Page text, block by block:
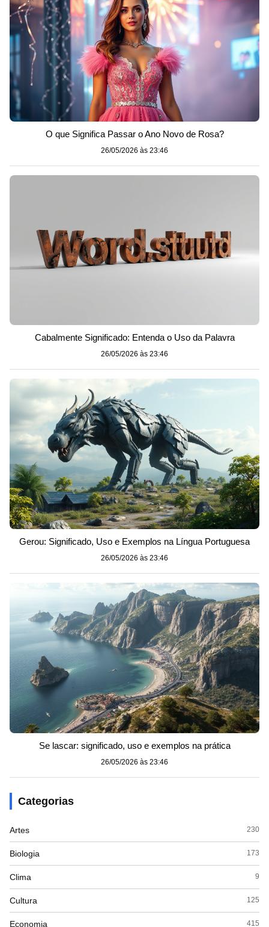
O que Significa Passar o Ano Novo de Rosa?
26/05/2026 às 23:46
Cabalmente Significado: Entenda o Uso da Palavra
26/05/2026 às 23:46
Gerou: Significado, Uso e Exemplos na Língua Portuguesa
26/05/2026 às 23:46
Se lascar: significado, uso e exemplos na prática
26/05/2026 às 23:46
Categorias
Artes 230
Biologia 173
Clima 9
Cultura 125
Economia 415